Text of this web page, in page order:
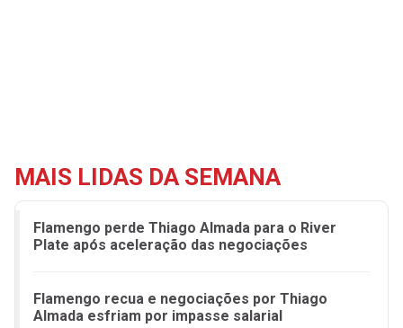
MAIS LIDAS DA SEMANA
Flamengo perde Thiago Almada para o River
Plate após aceleração das negociações
Flamengo recua e negociações por Thiago
Almada esfriam por impasse salarial